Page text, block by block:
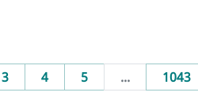
3 4 5 ... 1043